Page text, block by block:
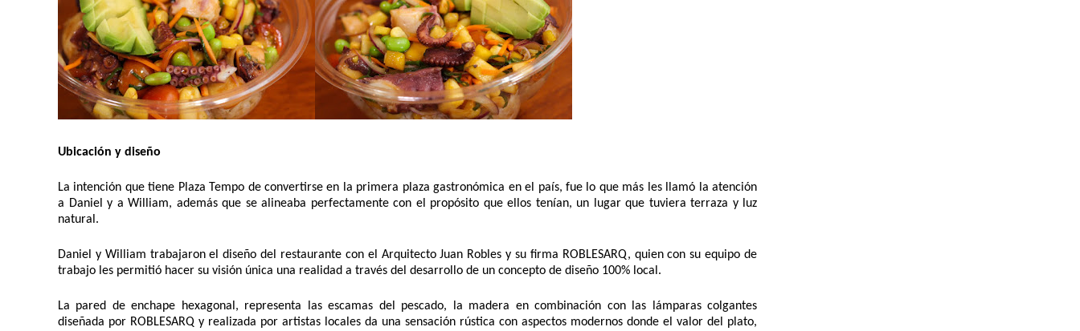
Ubicación y diseño
La intención que tiene Plaza Tempo de convertirse en la primera plaza gastronómica en el país, fue lo que más les llamó la atención
a Daniel y a William, además que se alineaba perfectamente con el propósito que ellos tenían, un lugar que tuviera terraza y luz
natural.
Daniel y William trabajaron el diseño del restaurante con el Arquitecto Juan Robles y su firma ROBLESARQ, quien con su equipo de
trabajo les permitió hacer su visión única una realidad a través del desarrollo de un concepto de diseño 100% local.
La pared de enchape hexagonal, representa las escamas del pescado, la madera en combinación con las lámparas colgantes
diseñada por ROBLESARQ y realizada por artistas locales da una sensación rústica con aspectos modernos donde el valor del plato,